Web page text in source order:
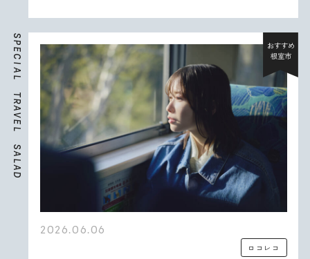
S
P
E
C
I
A
L
T
R
A
V
E
L
S
A
L
A
D
おすすめ
根室市
2026.06.06
ロコレコ